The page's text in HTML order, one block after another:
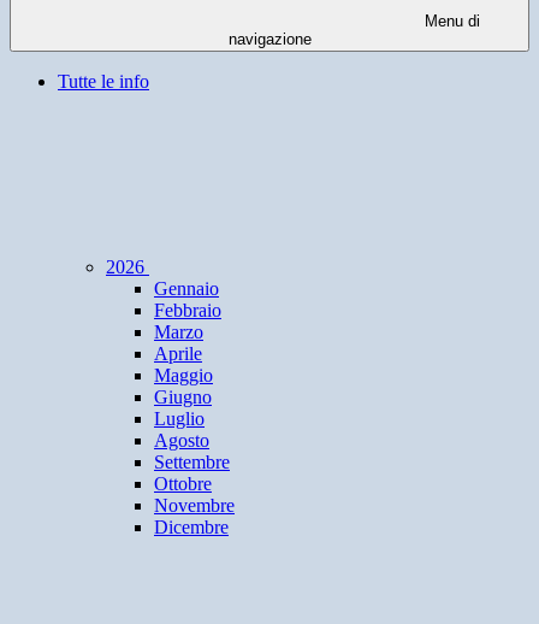
Menu di
navigazione
Tutte le info
2026
Gennaio
Febbraio
Marzo
Aprile
Maggio
Giugno
Luglio
Agosto
Settembre
Ottobre
Novembre
Dicembre